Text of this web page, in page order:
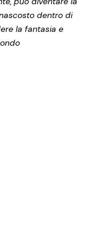
dentro di
la fantasia e